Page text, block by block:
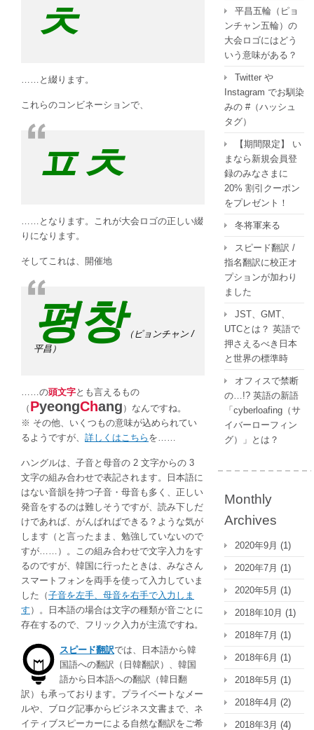
ㅊ
……と綴ります。
これらのコンビネーションで、
ㅍㅊ
……となります。これが大会ロゴの正しい綴
りになります。
そしてこれは、開催地
평창 （ピョンチャン /
平昌）
……の頭文字とも言えるもの
（ PyeongChang ）なんですね。
※ その他、いくつもの意味が込められてい
るようですが、 詳しくはこちら を……
ハングルは、子音と母音の 2 文字からの 3
文字の組み合わせで表記されます。日本語に
はない音韻を持つ子音・母音も多く、正しい
発音をするのは難しそうですが、読み下しだ
けであれば、がんばればできる？ような気が
します（と言ったまま、勉強していないので
すが……）。この組み合わせで文字入力をす
るのですが、韓国に行ったときは、みなさん
スマートフォンを両手を使って入力していま
した（子音を左手、母音を右手で入力しま
す ）。日本語の場合は文字の種類が音ごとに
存在するので、フリック入力が主流ですね。
スピード翻訳では、日本語から韓
国語への翻訳（日韓翻訳）、韓国
語から日本語への翻訳（韓日翻
訳）も承っております。プライベートなメー
ルや、ブログ記事からビジネス文書まで、ネ
イティブスピーカーによる自然な翻訳をご希
平昌五輪（ピョ
ンチャン五輪）の
大会ロゴにはどう
いう意味がある？
Twitter や
Instagram でお馴染
みの #（ハッシュ
タグ）
【期間限定】 い
まなら新規会員登
録のみなさまに
20% 割引クーポン
をプレゼント！
冬将軍来る
スピード翻訳 /
指名翻訳に校正オ
プションが加わり
ました
JST、GMT、
UTCとは？ 英語で
押さえるべき日本
と世界の標準時
オフィスで禁断
の…!? 英語の新語
「cyberloafing（サ
イバーローフィン
グ）」とは？
Monthly
Archives
2020年9月 (1)
2020年7月 (1)
2020年5月 (1)
2018年10月 (1)
2018年7月 (1)
2018年6月 (1)
2018年5月 (1)
2018年4月 (2)
2018年3月 (4)